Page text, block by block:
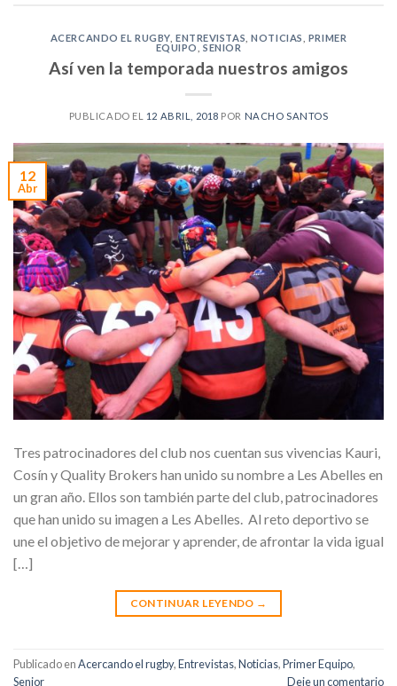
ACERCANDO EL RUGBY, ENTREVISTAS ,NOTICIAS
PRIMER
EQUIPO
,SENIOR
Así ven la temporada nuestros amigos
PUBLICADO EL 12 ABRIL, 2018 POR NACHO SANTOS
12
Abr
Tres patrocinadores del club nos cuentan sus vivencias Kauri,
Cosín y Quality Brokers han unido su nombre a Les Abelles en
un gran año. Ellos son también parte del club, patrocinadores
que han unido su imagen a Les Abelles. Al reto deportivo se
une el objetivo de mejorar y aprender, de afrontar la vida igual
[…]
CONTINUAR LEYENDO →
Publicado enAcercando el rugby,Entrevistas,Noticias,Primer Equipo,
Senior
Deje un comentario